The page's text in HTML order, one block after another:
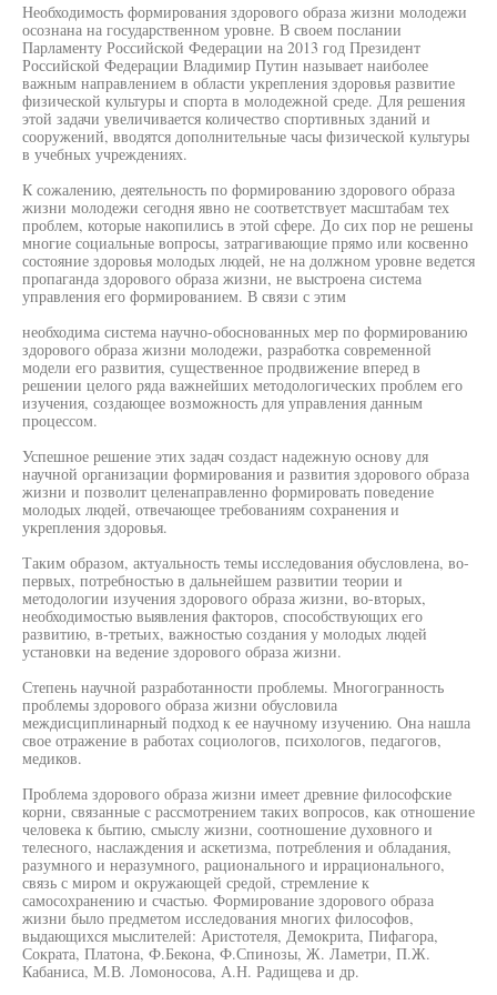
Необходимость формирования здорового образа жизни молодежи
осознана на государственном уровне. В своем послании
Парламенту Российской Федерации на 2013 год Президент
Российской Федерации Владимир Путин называет наиболее
важным направлением в области укрепления здоровья развитие
физической культуры и спорта в молодежной среде. Для решения
этой задачи увеличивается количество спортивных зданий и
сооружений, вводятся дополнительные часы физической культуры
в учебных учреждениях.
К сожалению, деятельность по формированию здорового образа
жизни молодежи сегодня явно не соответствует масштабам тех
проблем, которые накопились в этой сфере. До сих пор не решены
многие социальные вопросы, затрагивающие прямо или косвенно
состояние здоровья молодых людей, не на должном уровне ведется
пропаганда здорового образа жизни, не выстроена система
управления его формированием. В связи с этим
необходима система научно-обоснованных мер по формированию
здорового образа жизни молодежи, разработка современной
модели его развития, существенное продвижение вперед в
решении целого ряда важнейших методологических проблем его
изучения, создающее возможность для управления данным
процессом.
Успешное решение этих задач создаст надежную основу для
научной организации формирования и развития здорового образа
жизни и позволит целенаправленно формировать поведение
молодых людей, отвечающее требованиям сохранения и
укрепления здоровья.
Таким образом, актуальность темы исследования обусловлена, во-
первых, потребностью в дальнейшем развитии теории и
методологии изучения здорового образа жизни, во-вторых,
необходимостью выявления факторов, способствующих его
развитию, в-третьих, важностью создания у молодых людей
установки на ведение здорового образа жизни.
Степень научной разработанности проблемы. Многогранность
проблемы здорового образа жизни обусловила
междисциплинарный подход к ее научному изучению. Она нашла
свое отражение в работах социологов, психологов, педагогов,
медиков.
Проблема здорового образа жизни имеет древние философские
корни, связанные с рассмотрением таких вопросов, как отношение
человека к бытию, смыслу жизни, соотношение духовного и
телесного, наслаждения и аскетизма, потребления и обладания,
разумного и неразумного, рационального и иррационального,
связь с миром и окружающей средой, стремление к
самосохранению и счастью. Формирование здорового образа
жизни было предметом исследования многих философов,
выдающихся мыслителей: Аристотеля, Демокрита, Пифагора,
Сократа, Платона, Ф.Бекона, Ф.Спинозы, Ж. Ламетри, П.Ж.
Кабаниса, М.В. Ломоносова, А.Н. Радищева и др.